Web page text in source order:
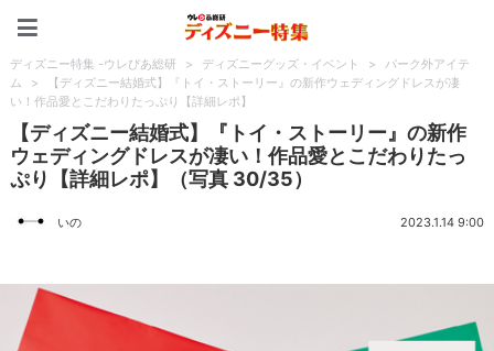
ディズニー特集 -ウレぴあ総研 > ディズニーグッズ・イベント >
パーク外アイテ
ム
>
【ディズニー結婚式】『トイ・ストーリー』の新作ウェディングドレスが凄
い！作品愛とこだわりたっぷり【詳細レポ】
【ディズニー結婚式】『トイ・ストーリー』の新作
ウェディングドレスが凄い！作品愛とこだわりたっ
ぷり【詳細レポ】（写真 30/35）
いの 2023.1.14 9:00